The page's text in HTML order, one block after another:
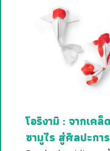
โอริงามิ : จากเค
ซามูไร สู่ศิลปะกา